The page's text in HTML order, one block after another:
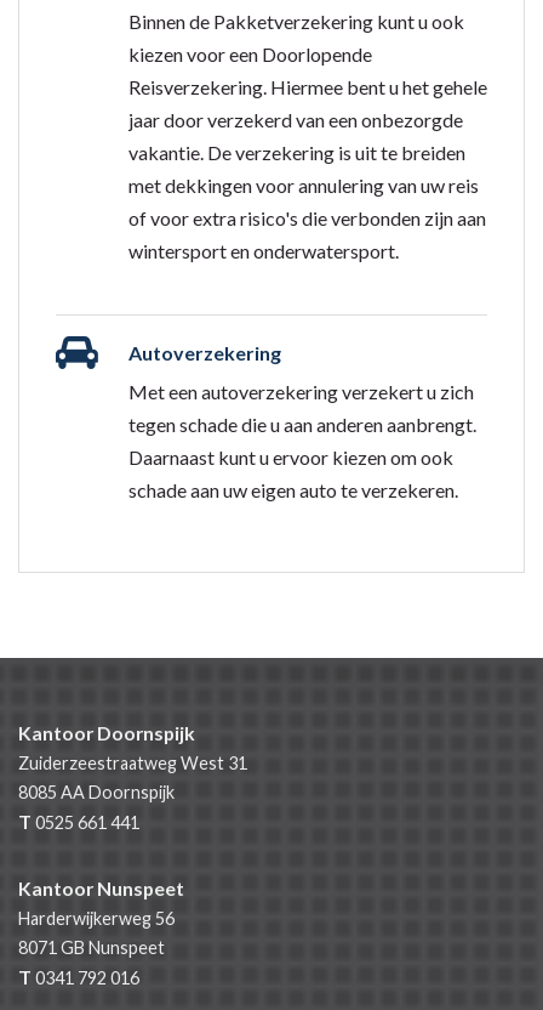
Binnen de Pakketverzekering kunt u ook
kiezen voor een Doorlopende
Reisverzekering. Hiermee bent u het gehele
jaar door verzekerd van een onbezorgde
vakantie. De verzekering is uit te breiden
met dekkingen voor annulering van uw reis
of voor extra risico's die verbonden zijn aan
wintersport en onderwatersport.
Autoverzekering
Met een autoverzekering verzekert u zich
tegen schade die u aan anderen aanbrengt.
Daarnaast kunt u ervoor kiezen om ook
schade aan uw eigen auto te verzekeren.
Kantoor Doornspijk
Zuiderzeestraatweg West 31
8085 AADoornspijk
T 0525 661 441
Kantoor Nunspeet
Harderwijkerweg 56
8071 GB Nunspeet
T 0341 792 016